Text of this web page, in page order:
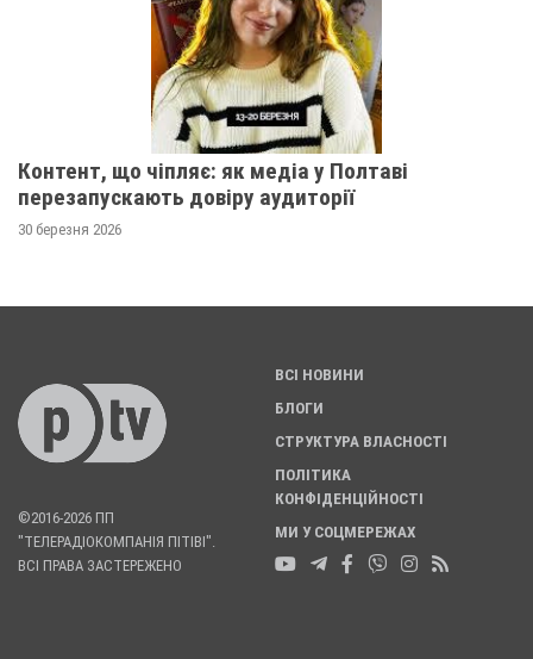
Контент, що чіпляє: як медіа у Полтаві
перезапускають довіру аудиторії
30 березня 2026
©2016-2026 ПП
"ТЕЛЕРАДІОКОМПАНІЯ ПІТІВІ".
ВСІ ПРАВА ЗАСТЕРЕЖЕНО
ВСІ НОВИНИ
БЛОГИ
СТРУКТУРА ВЛАСНОСТІ
ПОЛІТИКА
КОНФІДЕНЦІЙНОСТІ
МИ У СОЦМЕРЕЖАХ